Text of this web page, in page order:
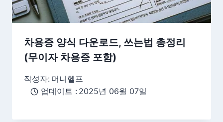
차용증 양식 다운로드, 쓰는법 총정리
(무이자 차용증 포함)
작성자: 머니헬프
업데이트 : 2025년 06월 07일